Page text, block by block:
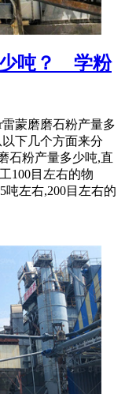
吨？ _ 学粉
蒙磨磨石粉产量多
下几个方面来分
石粉产量多少吨,直
100目左右的物
吨左右,200目左右的